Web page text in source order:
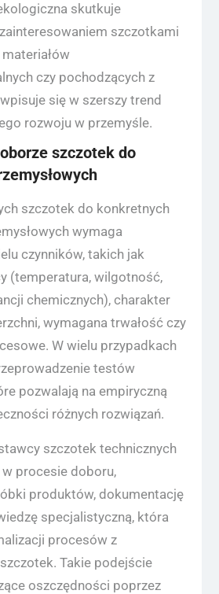
skutkuje
szczotkami
czy pochodzących z
się w szerszy trend
rozwoju w przemyśle.
szczotek do
szczotek do konkretnych
wymaga
czynników, takich jak
(temperatura, wilgotność,
chemicznych), charakter
wymagana trwałość czy
W wielu przypadkach
testów
pozwalają na empiryczną
różnych rozwiązań.
szczotek technicznych
procesie doboru,
produktów, dokumentację
specjalistyczną, która
procesów z
Takie podejście
oszczędności poprzez